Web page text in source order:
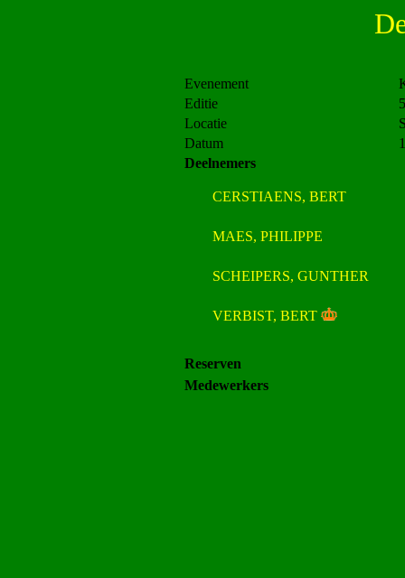
Evenement
Editie
Locatie
Datum
Deelnemers
CERSTIAENS, BERT
MAES, PHILIPPE
SCHEIPERS, GUNTHER
VERBIST, BERT
Reserven
Medewerkers